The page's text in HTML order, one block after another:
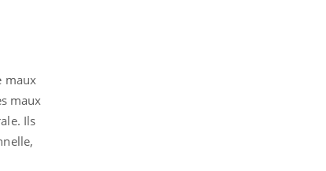
maux
maux
Ils